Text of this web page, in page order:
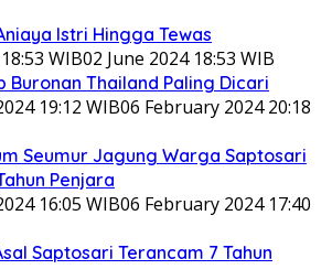
Istri Hingga Tewas
WIB02 June 2024 18:53 WIB
Buronan Thailand Paling Dicari
19:12 WIB06 February 2024 20:18
Seumur Jagung Warga Saptosari
Penjara
16:05 WIB06 February 2024 17:40
Saptosari Terancam 7 Tahun